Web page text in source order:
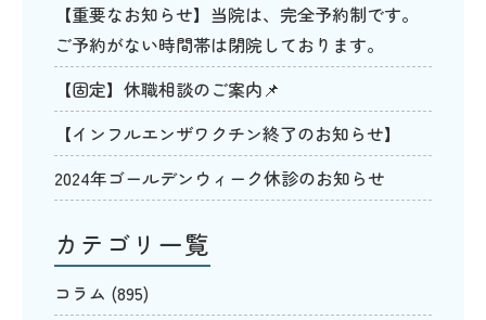
【重要なお知らせ】当院は、完全予約制です。
ご予約がない時間帯は閉院しております。
【固定】休職相談のご案内📌
【インフルエンザワクチン終了のお知らせ】
2024年ゴールデンウィーク休診のお知らせ
カテゴリ一覧
コラム (895)